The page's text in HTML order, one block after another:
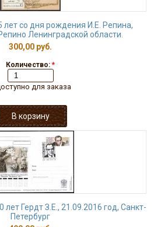
лет со дня рождения И.Е. Репина,
Ленинградской области.
300,00 руб.
Количество: *
для заказа
Гердт З.Е., 21.09.2016 год, Санкт-
Петербург